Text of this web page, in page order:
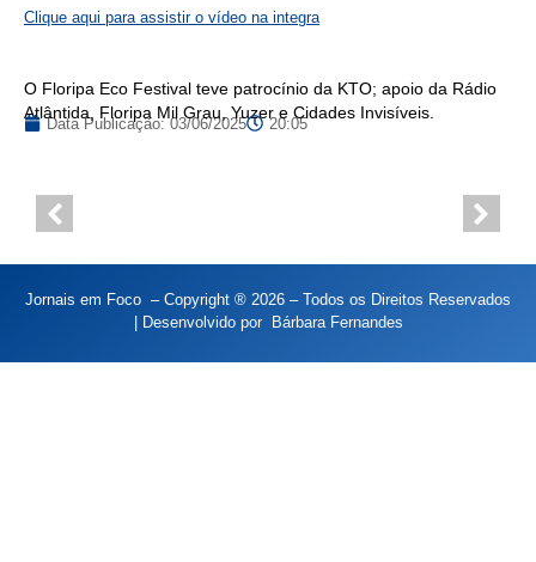
Clique aqui para assistir o vídeo na integra
O Floripa Eco Festival teve patrocínio da KTO; apoio da Rádio
Atlântida, Floripa Mil Grau, Yuzer e Cidades Invisíveis.
Data Publicação:03/06/2025 20:05
Jornais em Foco – Copyright ® 2026 – Todos os Direitos Reservados
| Desenvolvido por
Bárbara Fernandes